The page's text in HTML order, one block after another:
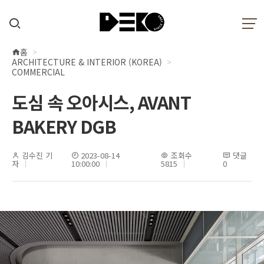
현
재
치
홈
ARCHITECTURE & INTERIOR (KOREA)
COMMERCIAL
도심 속 오아시스, AVANT
BAKERY DGB
김수진 기
자
2023-08-14
10:00:00
조회수
5815
댓글
0